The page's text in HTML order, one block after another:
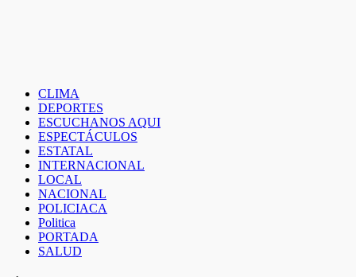
CLIMA
DEPORTES
ESCUCHANOS AQUI
ESPECTÁCULOS
ESTATAL
INTERNACIONAL
LOCAL
NACIONAL
POLICIACA
Politica
PORTADA
SALUD